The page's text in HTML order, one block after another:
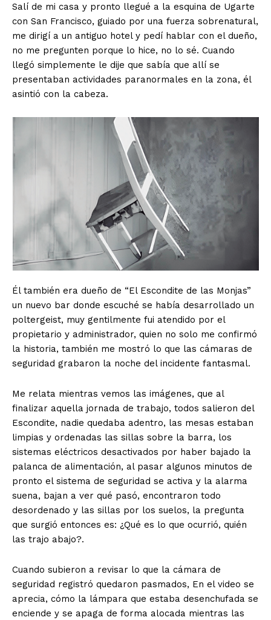
Salí de mi casa y pronto llegué a la esquina de Ugarte
con San Francisco, guiado por una fuerza sobrenatural,
me dirigí a un antiguo hotel y pedí hablar con el dueño,
no me pregunten porque lo hice, no lo sé. Cuando
llegó simplemente le dije que sabía que allí se
presentaban actividades paranormales en la zona, él
asintió con la cabeza.
Él también era dueño de “El Escondite de las Monjas”
un nuevo bar donde escuché se había desarrollado un
poltergeist, muy gentilmente fui atendido por el
propietario y administrador, quien no solo me confirmó
la historia, también me mostró lo que las cámaras de
seguridad grabaron la noche del incidente fantasmal.
Me relata mientras vemos las imágenes, que al
finalizar aquella jornada de trabajo, todos salieron del
Escondite, nadie quedaba adentro, las mesas estaban
limpias y ordenadas las sillas sobre la barra, los
sistemas eléctricos desactivados por haber bajado la
palanca de alimentación, al pasar algunos minutos de
pronto el sistema de seguridad se activa y la alarma
suena, bajan a ver qué pasó, encontraron todo
desordenado y las sillas por los suelos, la pregunta
que surgió entonces es: ¿Qué es lo que ocurrió, quién
las trajo abajo?.
Cuando subieron a revisar lo que la cámara de
seguridad registró quedaron pasmados, En el video se
aprecia, cómo la lámpara que estaba desenchufada se
enciende y se apaga de forma alocada mientras las